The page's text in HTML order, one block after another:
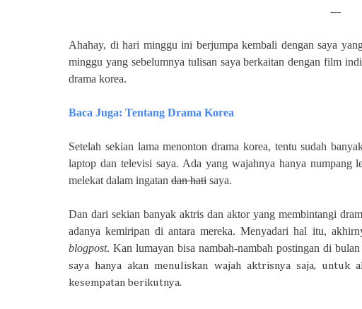
---
Ahahay, di hari minggu ini berjumpa kembali dengan saya
minggu yang sebelumnya tulisan saya berkaitan dengan film
drama korea.
Baca Juga: Tentang Drama Korea
Setelah sekian lama menonton drama korea, tentu sudah
laptop dan televisi saya. Ada yang wajahnya hanya
melekat dalam ingatan dan hati saya.
Dan dari sekian banyak aktris dan aktor yang membintangi
adanya kemiripan di antara mereka. Menyadari hal itu, akhirn
blogpost. Kan lumayan bisa nambah-nambah postingan di
saya hanya akan menuliskan wajah aktrisnya saja, untuk
kesempatan berikutnya.